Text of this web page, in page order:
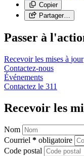
Copier
Partager…
Passer à
Recevoir les mises à jour
Contactez-nous
Événements
Contactez le 311
Recevoir les
Nom
Courriel * obligatoire
Code postal